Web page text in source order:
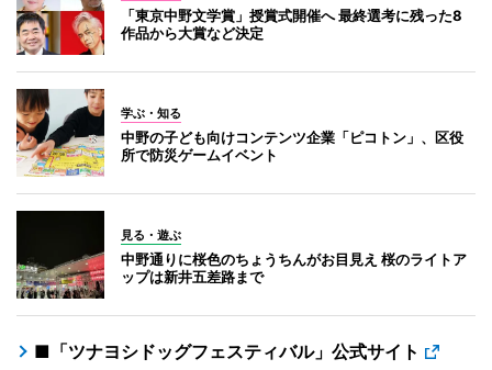
「東京中野文学賞」授賞式開催へ 最終選考に残った8
作品から大賞など決定
学ぶ・知る
中野の子ども向けコンテンツ企業「ピコトン」、区役
所で防災ゲームイベント
見る・遊ぶ
中野通りに桜色のちょうちんがお目見え 桜のライトア
ップは新井五差路まで
■「ツナヨシドッグフェスティバル」公式サイト